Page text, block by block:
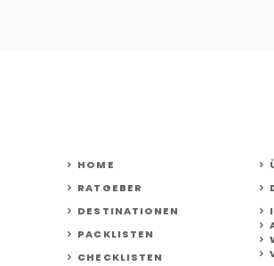
HOME
RATGEBER
DESTINATIONEN
PACKLISTEN
CHECKLISTEN